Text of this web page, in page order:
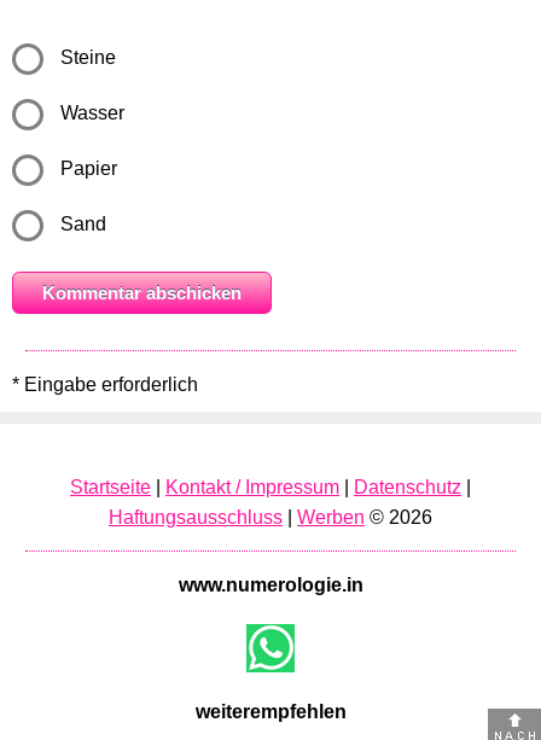
Steine
Wasser
Papier
Sand
* Eingabe erforderlich
Startseite Kontakt / Impressum Datenschutz
Haftungsausschluss
Werben © 2026
www.numerologie.in
weiterempfehlen